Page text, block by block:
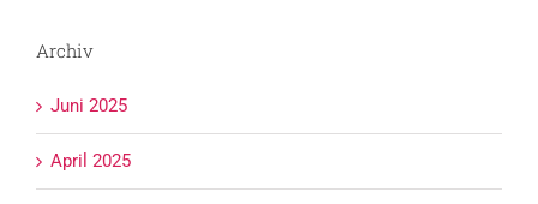
Archiv
Juni 2025
April 2025